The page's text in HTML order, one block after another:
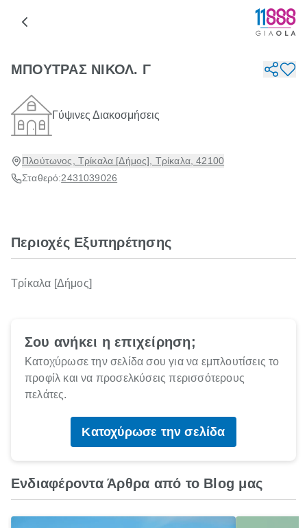
ΜΠΟΥΤΡΑΣ ΝΙΚΟΛ. Γ
Γύψινες Διακοσμήσεις
Πλούτωνος, Τρίκαλα [Δήμος], Τρίκαλα, 42100
Σταθερό:2431039026
Περιοχές Εξυπηρέτησης
Τρίκαλα [Δήμος]
Σου ανήκει η επιχείρηση;
Κατοχύρωσε την σελίδα σου για να εμπλουτίσεις το
προφίλ και να προσελκύσεις περισσότερους
πελάτες.
Κατοχύρωσε την σελίδα
Ενδιαφέροντα Άρθρα από το Blog μας